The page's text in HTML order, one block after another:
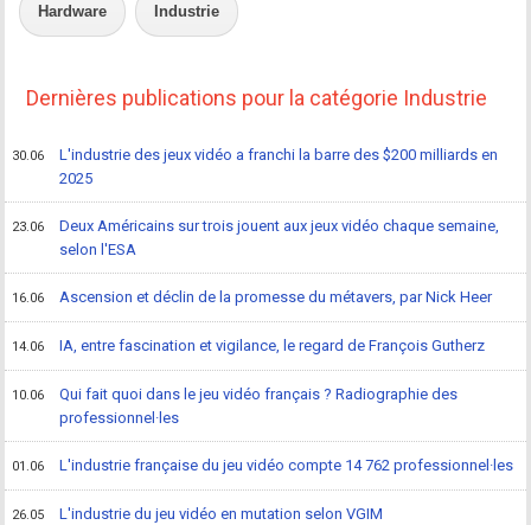
Hardware Industrie
Dernières publications pour la catégorie Industrie
30.06
L'industrie des jeux vidéo a franchi la barre des $200 milliards en
2025
23.06
Deux Américains sur trois jouent aux jeux vidéo chaque semaine,
selon l'ESA
16.06 Ascension et déclin de la promesse du métavers, par Nick Heer
14.06 IA, entre fascination et vigilance, le regard de François Gutherz
10.06
Qui fait quoi dans le jeu vidéo français ? Radiographie des
professionnel·les
01.06 L'industrie française du jeu vidéo compte 14 762 professionnel·les
26.05 L'industrie du jeu vidéo en mutation selon VGIM